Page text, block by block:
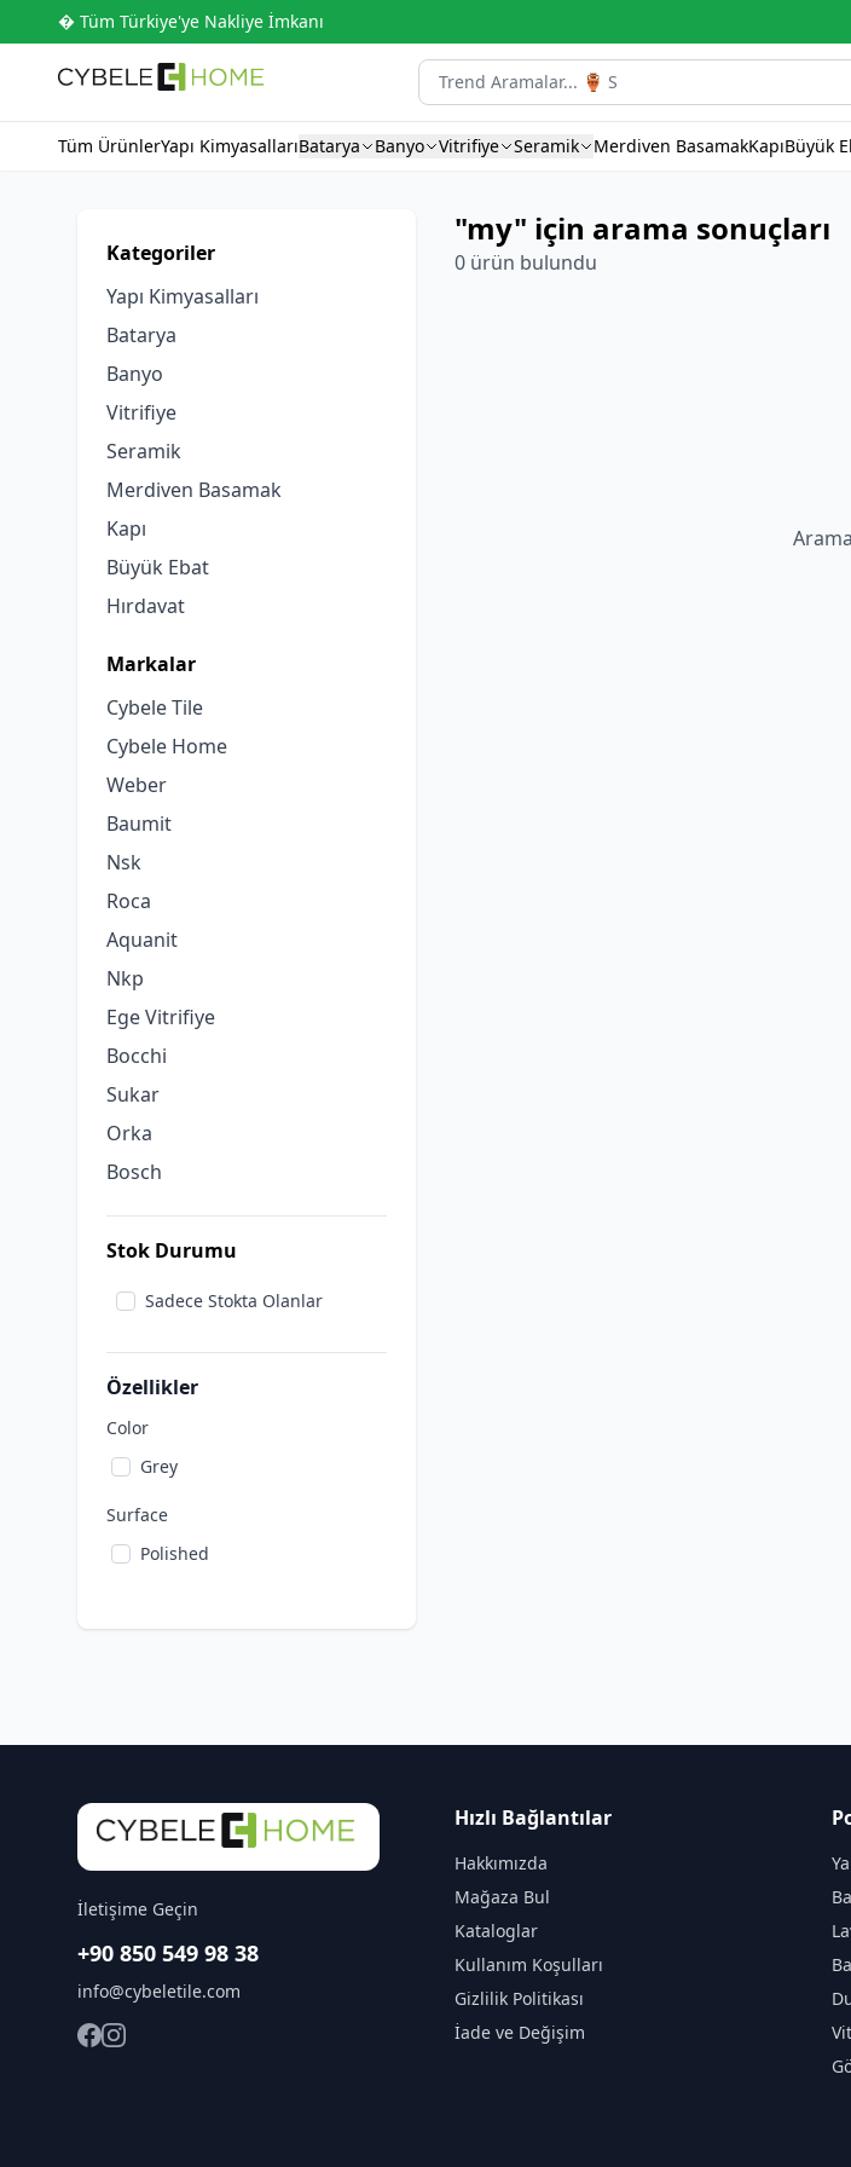
� Tüm Türkiye'ye Nakliye İmkanı
Tüm ÜrünlerYapı KimyasallarıBatarya Banyo Vitrifiye Seramik Merdiven BasamakKapıBüyük
Kategoriler
Yapı Kimyasalları
Batarya
Banyo
Vitrifiye
Seramik
Merdiven Basamak
Kapı
Büyük Ebat
Hırdavat
Markalar
Cybele Tile
Cybele Home
Weber
Baumit
Nsk
Roca
Aquanit
Nkp
Ege Vitrifiye
Bocchi
Sukar
Orka
Bosch
Stok Durumu
Sadece Stokta Olanlar
Özellikler
Color
Grey
Surface
Polished
"my" için arama sonuçları
0 ürün bulundu
İletişime Geçin
+90 850 549 98 38
info@cybeletile.com
Hızlı Bağlantılar
Hakkımızda
Mağaza Bul
Kataloglar
Kullanım Koşulları
Gizlilik Politikası
İade ve Değişim